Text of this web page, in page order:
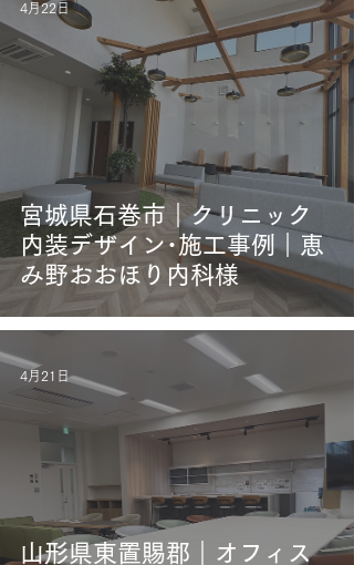
宮城県石巻市｜クリニック
内装デザイン･施工事例｜恵
み野おおほり内科様
4月22日
山形県東置賜郡｜オフィス
4月21日